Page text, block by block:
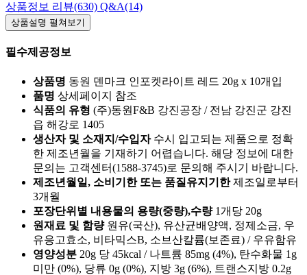
상품정보 리뷰(630) Q&A(14)
상품설명 펼쳐보기
필수제공정보
상품명 동원 덴마크 인포켓라이트 레드 20g x 10개입
품명 상세페이지 참조
식품의 유형 (주)동원F&B 강진공장 / 전남 강진군 강진
읍 해강로 1405
생산자 및 소재지/수입자 수시 입고되는 제품으로 정확
한 제조년월을 기재하기 어렵습니다. 해당 정보에 대한
문의는 고객센터(1588-3745)로 문의해 주시기 바랍니다.
제조년월일, 소비기한 또는 품질유지기한 제조일로부터
3개월
포장단위별 내용물의 용량(중량),수량 1개당 20g
원재료 및 함량 원유(국산), 유산균배양액, 정제소금, 우
유응고효소, 비타믹스B, 소브산칼륨(보존료) / 우유함유
영양성분 20g 당 45kcal / 나트륨 85mg (4%), 탄수화물 1g
미만 (0%), 당류 0g (0%), 지방 3g (6%), 트랜스지방 0.2g